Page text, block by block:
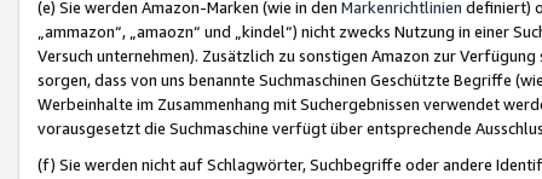
(e) Sie werden Amazon-Marken (wie in den Markenrichtlinien definiert)
„ammazon“, „amaozn“ und „kindel“) nicht zwecks Nutzung in einer
Versuch unternehmen). Zusätzlich zu sonstigen Amazon zur
sorgen, dass von uns benannte Suchmaschinen Geschützte Begriffe
Werbeinhalte im Zusammenhang mit Suchergebnissen verwendet
vorausgesetzt die Suchmaschine verfügt über entsprechende
(f) Sie werden nicht auf Schlagwörter, Suchbegriffe oder andere